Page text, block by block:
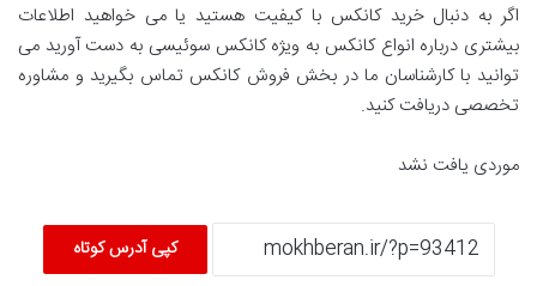
اگر به دنبال خرید کانکس با کیفیت هستید یا می خواهید اطلاعات
بیشتری درباره انواع کانکس به ویژه کانکس سوئیسی به دست آورید می
توانید با کارشناسان ما در بخش فروش کانکس تماس بگیرید و مشاوره
تخصصی دریافت کنید.
موردی یافت نشد
کپی آدرس کوتاه